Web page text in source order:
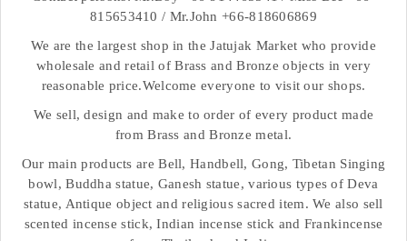
815653410 / Mr.John +66-818606869
We are the largest shop in the Jatujak Market who provide
wholesale and retail of Brass and Bronze objects in very
reasonable price.Welcome everyone to visit our shops.
We sell, design and make to order of every product made
from Brass and Bronze metal.
Our main products are Bell, Handbell, Gong, Tibetan Singing
bowl, Buddha statue, Ganesh statue, various types of Deva
statue, Antique object and religious sacred item. We also sell
scented incense stick, Indian incense stick and Frankincense